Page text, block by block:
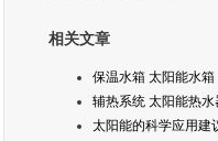
相关文章
保温水箱 太阳能水箱
辅热系统 太阳能热水
太阳能的科学应用建